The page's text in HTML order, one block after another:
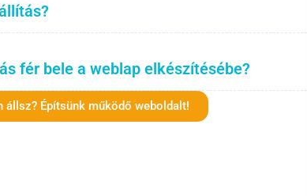
fér bele a weblap elkészítésébe?
állsz? Építsünk működő weboldalt!